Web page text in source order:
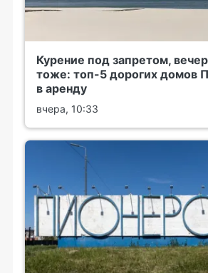
Курение под запретом,
тоже: топ-5 дорогих домов
в аренду
вчера, 10:33